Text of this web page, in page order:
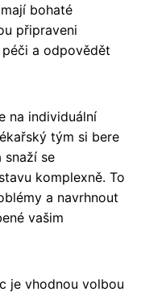
bohaté
připraveni
a odpovědět
na individuální
tým si bere
snaží se
komplexně. To
a navrhnout
vašim
je vhodnou volbou